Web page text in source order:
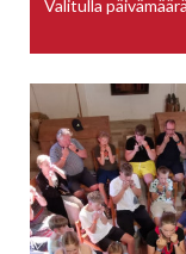
Valitulla